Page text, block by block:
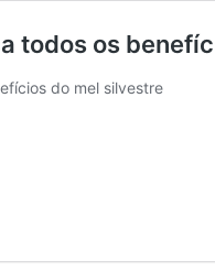
todos os
do mel silvestre